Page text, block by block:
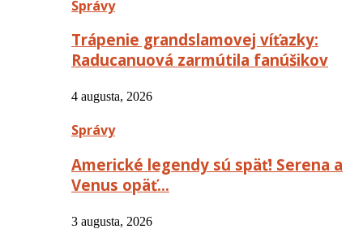
Správy
Trápenie grandslamovej víťazky:
Raducanuová zarmútila fanúšikov
4 augusta, 2026
Správy
Americké legendy sú späť! Serena a
Venus opäť…
3 augusta, 2026